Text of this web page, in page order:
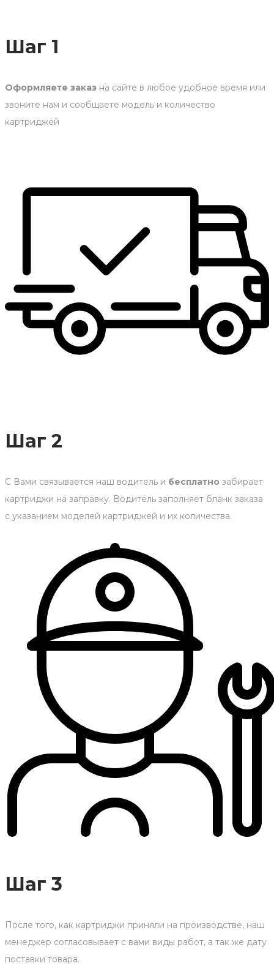
Шаг 1
Оформляете заказ на сайте в любое удобное время или
звоните нам и сообщаете модель и количество
картриджей
Шаг 2
С Вами связывается наш водитель и бесплатно забирает
картриджи на заправку. Водитель заполняет бланк заказа
с указанием моделей картриджей и их количества.
Шаг 3
После того, как картриджи приняли на производстве, наш
менеджер согласовывает с вами виды работ, а так же дату
поставки товара.